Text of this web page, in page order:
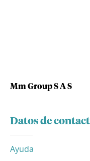
Mm Group S A S
Datos de
Ayuda